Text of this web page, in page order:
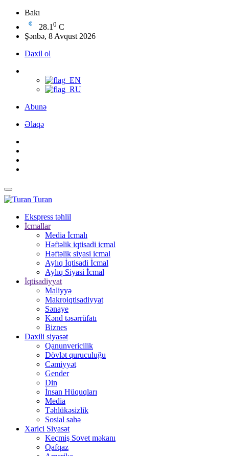
Bakı
28.1 0 C
Şənbə, 8 Avqust 2026
Daxil ol
Abunə
Əlaqə
Turan
Ekspress təhlil
İcmallar
Media İcmalı
Həftəlik iqtisadi icmal
Həftəlik siyasi icmal
Aylıq İqtisadi İcmal
Aylıq Siyasi İcmal
İqtisadiyyat
Maliyyə
Makroiqtisadiyyat
Sənaye
Kənd təsərrüfatı
Biznes
Daxili siyasət
Qanunvericilik
Dövlət quruculuğu
Cəmiyyət
Gender
Din
İnsan Hüquqları
Media
Təhlükəsizlik
Sosial sahə
Xarici Siyasət
Keçmiş Sovet məkanı
Qafqaz